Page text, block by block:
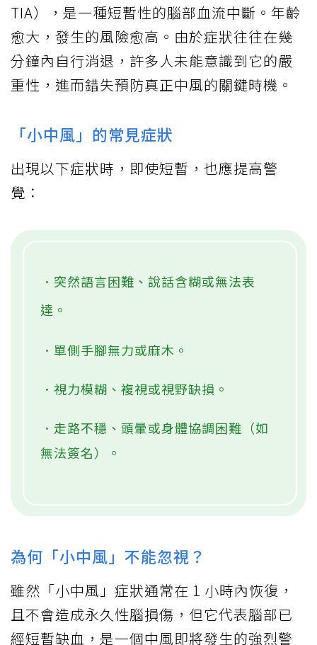
TIA），是一種短暫性的腦部血流中斷。年齡
愈大，發生的風險愈高。由於症狀往往在幾
分鐘內自行消退，許多人未能意識到它的嚴
重性，進而錯失預防真正中風的關鍵時機。
「小中風」的常見症狀
出現以下症狀時，即使短暫，也應提高警
覺：
．突然語言困難、說話含糊或無法表
達。
．單側手腳無力或麻木。
．視力模糊、複視或視野缺損。
．走路不穩、頭暈或身體協調困難（如
無法簽名）。
為何「小中風」不能忽視？
雖然「小中風」症狀通常在 1 小時內恢復，
且不會造成永久性腦損傷，但它代表腦部已
經短暫缺血，是一個中風即將發生的強烈警